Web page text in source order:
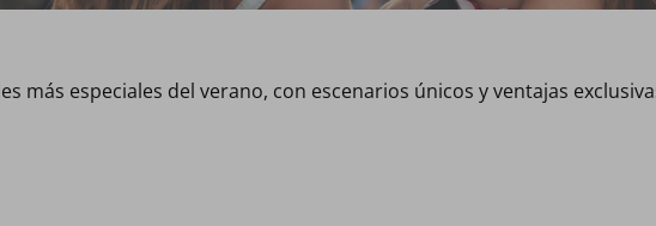
más especiales del verano, con escenarios únicos y ventajas